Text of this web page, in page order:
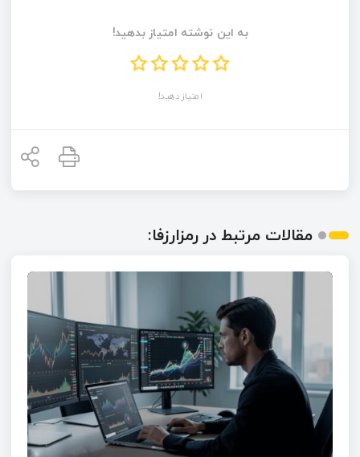
به این نوشته امتیاز بدهید!
امتیاز دهید!
مقالات مرتبط در رمزارزفا: